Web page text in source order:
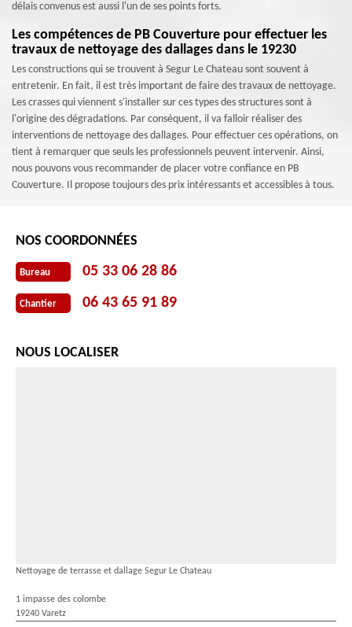
délais convenus est aussi l'un de ses points forts.
Les compétences de PB Couverture pour effectuer les
travaux de nettoyage des dallages dans le 19230
Les constructions qui se trouvent à Segur Le Chateau sont souvent à
entretenir. En fait, il est très important de faire des travaux de nettoyage.
Les crasses qui viennent s'installer sur ces types des structures sont à
l'origine des dégradations. Par conséquent, il va falloir réaliser des
interventions de nettoyage des dallages. Pour effectuer ces opérations, on
tient à remarquer que seuls les professionnels peuvent intervenir. Ainsi,
nous pouvons vous recommander de placer votre confiance en PB
Couverture. Il propose toujours des prix intéressants et accessibles à tous.
NOS COORDONNÉES
Bureau 05 33 06 28 86
Chantier 06 43 65 91 89
NOUS LOCALISER
Nettoyage de terrasse et dallage Segur Le Chateau
1 impasse des colombe
19240 Varetz